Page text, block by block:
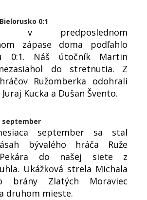
0:1
v predposlednom
zápase doma podľahlo
0:1. Náš útočník Martin
do stretnutia. Z
Ružomberka odohrali
Kucka a Dušan Švento.
september
september sa stal
bývalého hráča Ruže
do našej siete z
Ukážková strela Michala
brány Zlatých Moraviec
druhom mieste.